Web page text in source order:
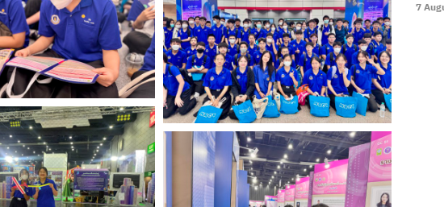
Search
for:
7